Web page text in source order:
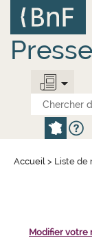
contenu
principal
Accueil > Liste de
Modifier votre
Panneau de gestion